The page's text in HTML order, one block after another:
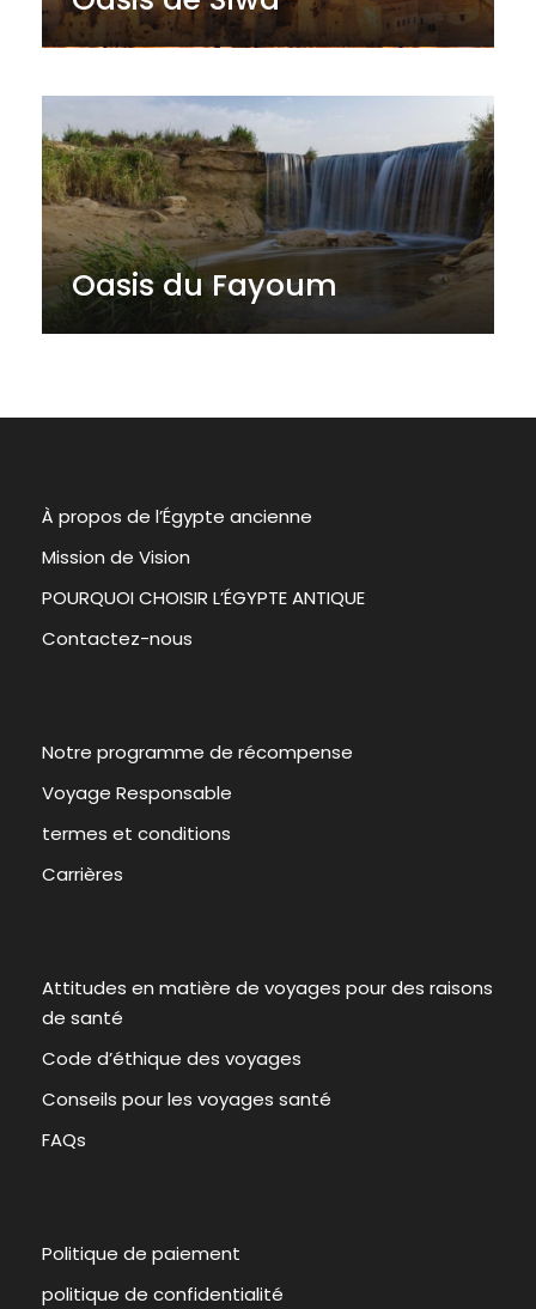
Oasis du Fayoum
À propos de l’Égypte ancienne
Mission de Vision
POURQUOI CHOISIR L’ÉGYPTE ANTIQUE
Contactez-nous
Notre programme de récompense
Voyage Responsable
termes et conditions
Carrières
Attitudes en matière de voyages pour des raisons
de santé
Code d’éthique des voyages
Conseils pour les voyages santé
FAQs
Politique de paiement
politique de confidentialité